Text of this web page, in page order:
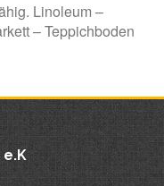
Linoleum –
– Teppichboden